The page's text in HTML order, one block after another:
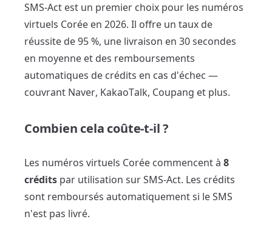
SMS-Act est un premier choix pour les numéros
virtuels Corée en 2026. Il offre un taux de
réussite de 95 %, une livraison en 30 secondes
en moyenne et des remboursements
automatiques de crédits en cas d'échec —
couvrant Naver, KakaoTalk, Coupang et plus.
Combien cela coûte-t-il ?
Les numéros virtuels Corée commencent à 8
crédits par utilisation sur SMS-Act. Les crédits
sont remboursés automatiquement si le SMS
n'est pas livré.